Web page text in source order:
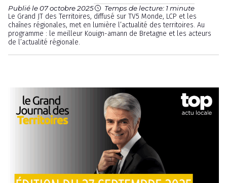
Publié le 07 octobre 2025 Temps de lecture: 1 minute
Le Grand JT des Territoires, diffusé sur TV5 Monde, LCP et les
chaînes régionales, met en lumière l’actualité des territoires. Au
programme : le meilleur Kouign-amann de Bretagne et les acteurs
de l’actualité régionale.